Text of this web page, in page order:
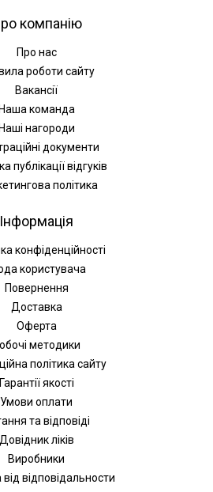
компанію
Про нас
роботи сайту
Вакансії
Наша команда
Наші нагороди
документи
публікації відгуків
політика
Інформація
конфіденційності
користувача
Повернення
Доставка
Оферта
методики
політика сайту
Гарантії якості
Умови оплати
та відповіді
Довідник ліків
Виробники
відповідальности